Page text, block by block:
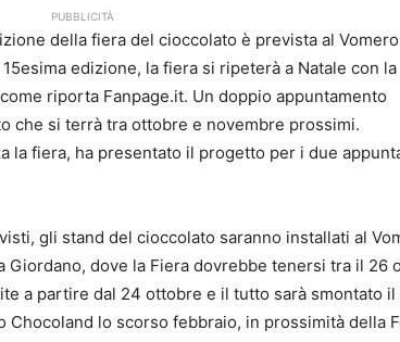
PUBBLICITÀ
della fiera del cioccolato è prevista al
edizione, la fiera si ripeterà a Natale con la
riporta Fanpage.it. Un doppio appuntamento
che si terrà tra ottobre e novembre prossimi.
la fiera, ha presentato il progetto per i due
gli stand del cioccolato saranno installati al
Giordano, dove la Fiera dovrebbe tenersi tra il 26
a partire dal 24 ottobre e il tutto sarà smontato il
Chocoland lo scorso febbraio, in prossimità della